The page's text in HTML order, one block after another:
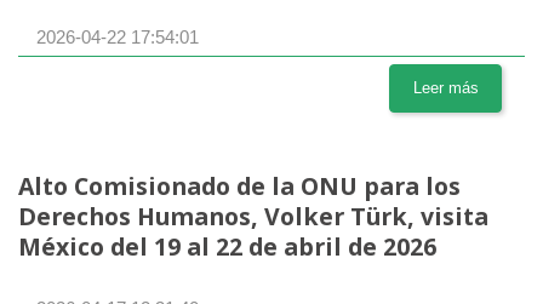
2026-04-22 17:54:01
Leer más
Alto Comisionado de la ONU para los
Derechos Humanos, Volker Türk, visita
México del 19 al 22 de abril de 2026